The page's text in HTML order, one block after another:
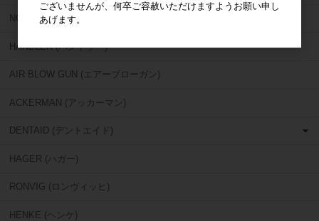
NOBILIUM (ノビリアム)
HANDLER (ハンドラー)
AIR BLOW GUN (エアーブローガン)
ACKERMAN (アッカーマン)
DENTAID (デントエイド)
HAGER (ハガー)
RONVIG (ロンヴィッヒ)
HENKE (ヘンケ)
ございませんが、何卒ご容赦いただけますようお願い申し
あげます。